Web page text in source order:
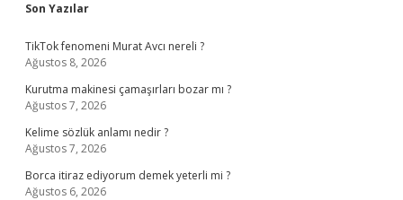
Sidebar
Son Yazılar
TikTok fenomeni Murat Avcı nereli ?
Ağustos 8, 2026
Kurutma makinesi çamaşırları bozar mı ?
Ağustos 7, 2026
Kelime sözlük anlamı nedir ?
Ağustos 7, 2026
Borca itiraz ediyorum demek yeterli mi ?
Ağustos 6, 2026